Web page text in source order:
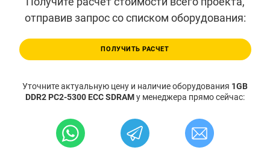
отправив запрос со списком оборудования:
ПОЛУЧИТЬ РАСЧЕТ
Уточните актуальную цену и наличие оборудования 1GB
DDR2 PC2-5300 ECC SDRAMу менеджера прямо сейчас: